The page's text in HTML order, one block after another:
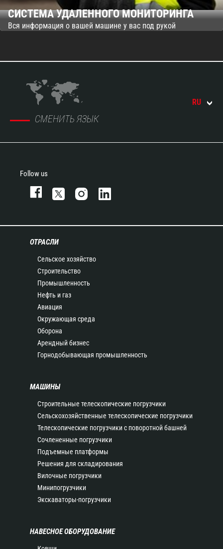
СИСТЕМА УДАЛЕННОГО МОНИТОРИНГА
Вся информация о вашей машине у вас под рукой
СМЕНИТЬ ЯЗЫК
RU
Follow us
ОТРАСЛИ
Сельское хозяйство
Строительство
Промышленность
Нефть и газ
Авиация
Окружающая среда
Оборона
Арендный бизнес
Горнодобывающая промышленность
МАШИНЫ
Строительные телескопические погрузчики
Сельскохозяйственные телескопические погрузчики
Телескопические погрузчики с поворотной башней
Сочлененные погрузчики
Подъемные платформы
Решения для складирования
Вилочные погрузчики
Минипогрузчики
Экскаваторы-погрузчики
НАВЕСНОЕ ОБОРУДОВАНИЕ